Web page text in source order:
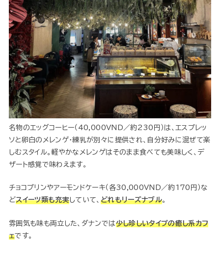
名物のエッグコーヒー（40,000VND／約230円）は、エスプレッ
ソと卵白のメレンゲ・練乳が別々に提供され、自分好みに混ぜて楽
しむスタイル。軽やかなメレンゲはそのまま食べても美味しく、デ
ザート感覚で味わえます。
チョコプリンやアーモンドケーキ（各30,000VND／約170円）な
どスイーツ類も充実していて、 どれもリーズナブル。
雰囲気も味も両立した、ダナンでは少し珍しいタイプの癒し系カフ
ェです。